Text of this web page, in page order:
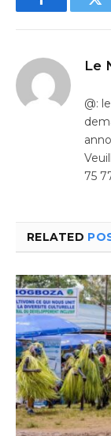
Facebook
Le
@:
75
RELATED